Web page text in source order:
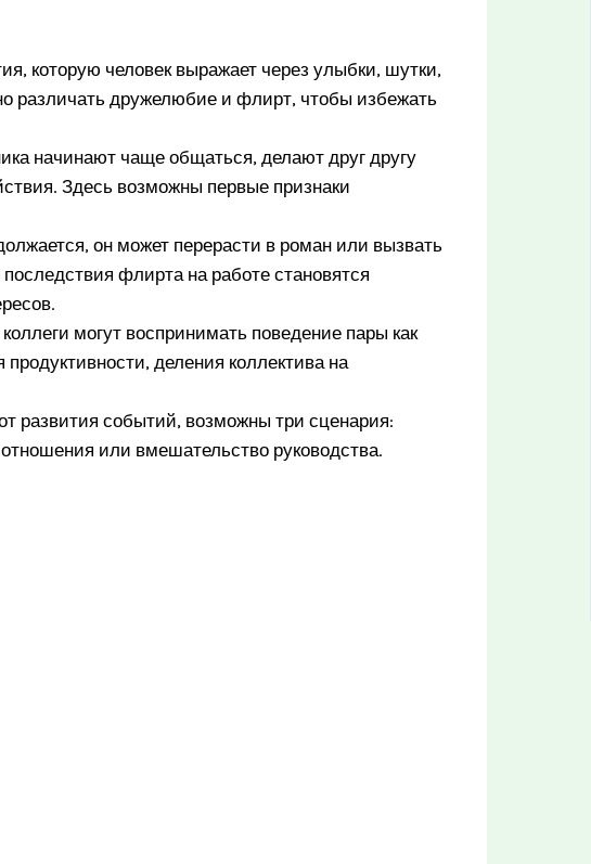
которую человек выражает через улыбки, шутки,
различать дружелюбие и флирт, чтобы избежать
начинают чаще общаться, делают друг другу
Здесь возможны первые признаки
он может перерасти в роман или вызвать
флирта на работе становятся
могут воспринимать поведение пары как
деления коллектива на
развития событий, возможны три сценария:
или вмешательство руководства.